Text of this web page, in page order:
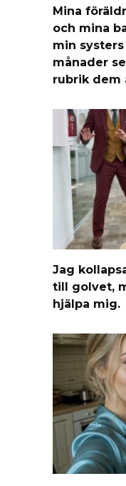
Mina
och mina
min
månader
rubrik dem
Jag
till golvet,
hjälpa mig.